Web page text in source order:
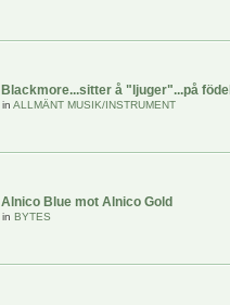
Blackmore...sitter å "ljuger"...på
in ALLMÄNT MUSIK/INSTRUMENT
Alnico Blue mot Alnico Gold
in BYTES